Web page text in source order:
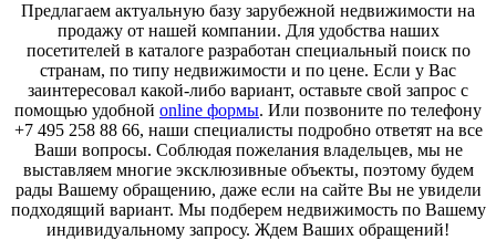
Предлагаем актуальную базу зарубежной недвижимости на
продажу от нашей компании. Для удобства наших
посетителей в каталоге разработан специальный поиск по
странам, по типу недвижимости и по цене. Если у Вас
заинтересовал какой-либо вариант, оставьте свой запрос с
помощью удобной online формы. Или позвоните по телефону
+7 495 258 88 66, наши специалисты подробно ответят на все
Ваши вопросы. Соблюдая пожелания владельцев, мы не
выставляем многие эксклюзивные объекты, поэтому будем
рады Вашему обращению, даже если на сайте Вы не увидели
подходящий вариант. Мы подберем недвижимость по Вашему
индивидуальному запросу. Ждем Ваших обращений!